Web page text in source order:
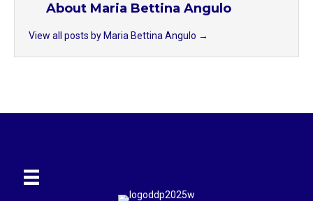
About Maria Bettina Angulo
View all posts by Maria Bettina Angulo →